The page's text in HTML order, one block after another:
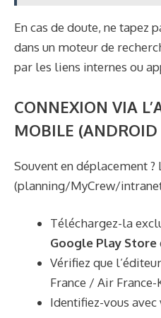
En cas de doute, ne tapez
dans un moteur de
par les liens internes ou
CONNEXION VIA
MOBILE
Souvent en déplacement ?
(planning/MyCrew/
Téléchargez-la
Google Play Store
Vérifiez que
France / Air France-
Identifiez-vous